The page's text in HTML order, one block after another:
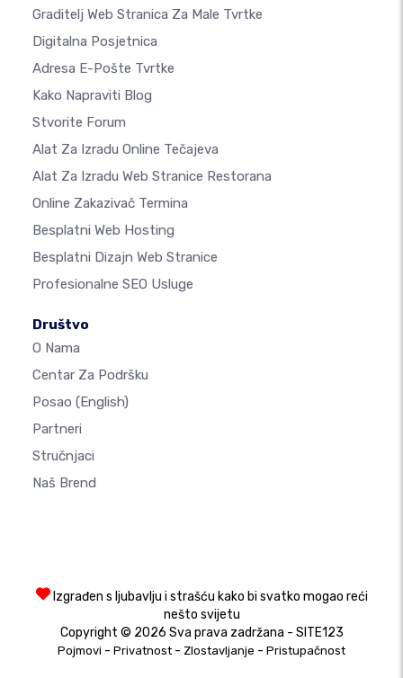
Graditelj Web Stranica Za Male Tvrtke
Digitalna Posjetnica
Adresa E-Pošte Tvrtke
Kako Napraviti Blog
Stvorite Forum
Alat Za Izradu Online Tečajeva
Alat Za Izradu Web Stranice Restorana
Online Zakazivač Termina
Besplatni Web Hosting
Besplatni Dizajn Web Stranice
Profesionalne SEO Usluge
Društvo
O Nama
Centar Za Podršku
Posao (English)
Partneri
Stručnjaci
Naš Brend
Izgrađen s ljubavlju i strašću kako bi svatko mogao reći
nešto svijetu
Copyright © 2026 Sva prava zadržana - SITE123
Pojmovi - Privatnost - Zlostavljanje - Pristupačnost